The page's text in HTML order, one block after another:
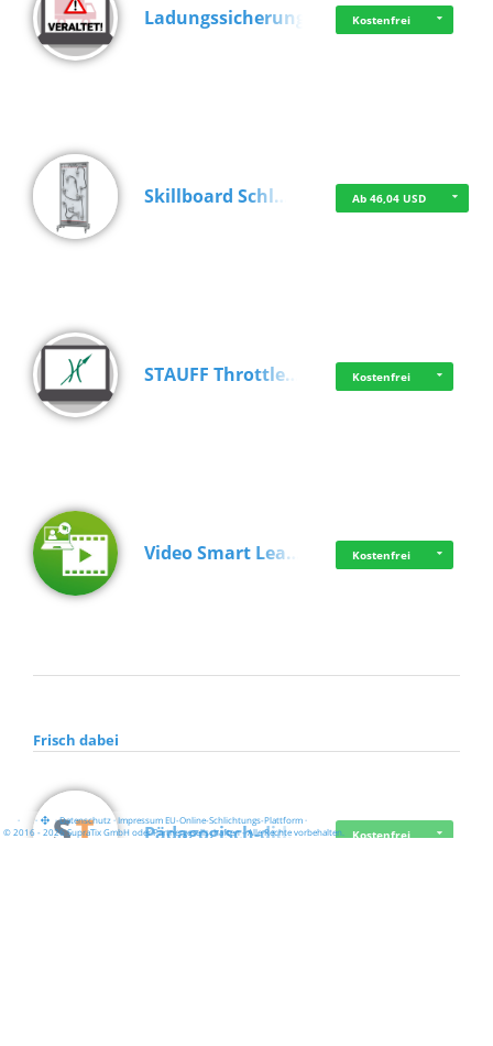
Ladungssicherung Kostenfrei
Skillboard Schl… Ab 46,04 USD
STAUFF Throttle… Kostenfrei
Video Smart Lea… Kostenfrei
Frisch dabei
Pädagogisch-did… Kostenfrei
· · ·Datenschutz·Impressum EU-Online-Schlichtungs-Plattform·
© 2016 - 2026 SupraTix GmbH oder Partnergesellschaften - Alle Rechte vorbehalten.